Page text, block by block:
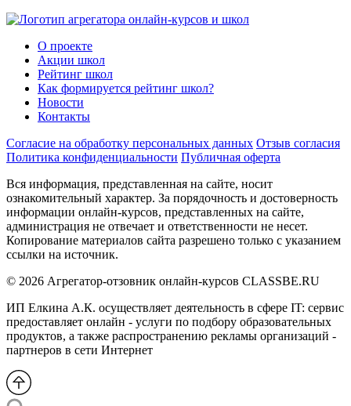
О проекте
Акции школ
Рейтинг школ
Как формируется рейтинг школ?
Новости
Контакты
Согласие на обработку персональных данных Отзыв согласия
Политика конфиденциальности Публичная оферта
Вся информация, представленная на сайте, носит
ознакомительный характер. За порядочность и достоверность
информации онлайн-курсов, представленных на сайте,
администрация не отвечает и ответственности не несет.
Копирование материалов сайта разрешено только с указанием
ссылки на источник.
© 2026 Агрегатор-отзовник онлайн-курсов CLASSBE.RU
ИП Елкина А.К. осуществляет деятельность в сфере IT: сервис
предоставляет онлайн - услуги по подбору образовательных
продуктов, а также распространению рекламы организаций -
партнеров в сети Интернет